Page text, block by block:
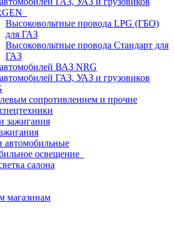
Высоковольтные провода LPG (ГБО)
для ГАЗ
Высоковольтные провода Стандарт для
ГАЗ
ВАЗ NRG
ГАЗ, УАЗ и грузовиков
сопротивлением и прочие
зажигания
автомобильные
освещение
салона
магазинам